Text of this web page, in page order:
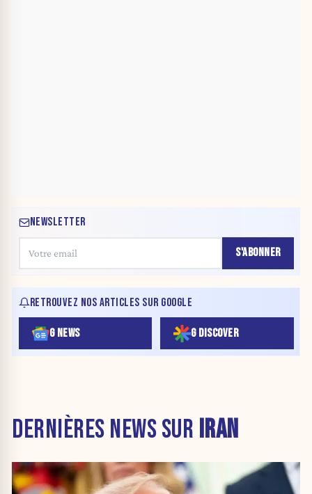
NEWSLETTER
S'ABONNER
RETROUVEZ NOS ARTICLES SUR GOOGLE
G NEWS G DISCOVER
DERNIÈRES NEWS SUR IRAN